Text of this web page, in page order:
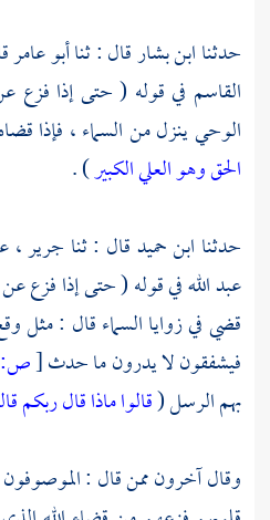
حدثناابن بشارقال : ثناأبو عامر
القاسم في قوله ( حتى إذا فزع
الوحي ينزل من السماء ، فإذا
الحق وهو العلي الكبير) .
حدثنا ابن حميدقال : ثنا جرير ،
عبد اللهفي قوله ( حتى إذا فزع
قضي في زوايا السماء قال : مثل
فيشفقون لا يدرون ما حدث[ص:
بهم الرسل (قالوا ماذا قال ربكم
وقال آخرون ممن قال : الموصوفون